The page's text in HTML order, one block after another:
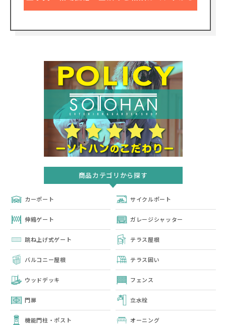
商品カテゴリから探す
カーポート サイクルポート
伸縮ゲート ガレージシャッター
跳ね上げ式ゲート テラス屋根
バルコニー屋根 テラス囲い
ウッドデッキ フェンス
門扉 立水栓
機能門柱・ポスト オーニング